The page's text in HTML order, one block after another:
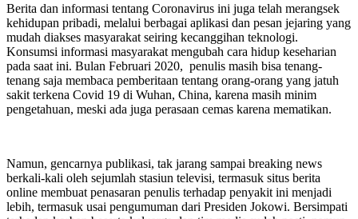
Berita dan informasi tentang Coronavirus ini juga telah merangsek
kehidupan pribadi, melalui berbagai aplikasi dan pesan jejaring yang
mudah diakses masyarakat seiring kecanggihan teknologi.
Konsumsi informasi masyarakat mengubah cara hidup keseharian
pada saat ini. Bulan Februari 2020, penulis masih bisa tenang-
tenang saja membaca pemberitaan tentang orang-orang yang jatuh
sakit terkena Covid 19 di Wuhan, China, karena masih minim
pengetahuan, meski ada juga perasaan cemas karena mematikan.
Namun, gencarnya publikasi, tak jarang sampai breaking news
berkali-kali oleh sejumlah stasiun televisi, termasuk situs berita
online membuat penasaran penulis terhadap penyakit ini menjadi
lebih, termasuk usai pengumuman dari Presiden Jokowi. Bersimpati